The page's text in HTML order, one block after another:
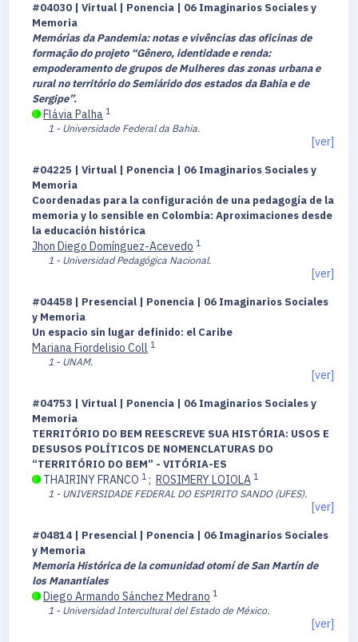
#04030 | Virtual | Ponencia | 06 Imaginarios Sociales y
Memoria
Memórias da Pandemia: notas e vivências das oficinas de
formação do projeto “Gênero, identidade e renda:
empoderamento de grupos deMulheres das zonas urbana e
rural no território do Semiárido dos estados da Bahia e de
Sergipe”.
Flávia Palha 1
1 - Universidade Federal da Bahia.
[ver]
#04225 | Virtual | Ponencia | 06 Imaginarios Sociales y
Memoria
Coordenadas para la configuración de una pedagogía de la
memoria y lo sensible en Colombia: Aproximaciones desde
la educación histórica
Jhon Diego Domínguez-Acevedo 1
1 - Universidad Pedagógica Nacional.
[ver]
#04458 | Presencial | Ponencia | 06 Imaginarios Sociales
y Memoria
Un espacio sin lugar definido: el Caribe
Mariana Fiordelisio Coll 1
1 - UNAM.
[ver]
#04753 | Virtual | Ponencia | 06 Imaginarios Sociales y
Memoria
TERRITÓRIO DO BEM REESCREVE SUA HISTÓRIA: USOS E
DESUSOS POLÍTICOS DE NOMENCLATURAS DO
“TERRITÓRIO DO BEM” - VITÓRIA-ES
THAIRINY FRANCO 1 ; ROSIMERY LOIOLA 1
1 - UNIVERSIDADE FEDERAL DO ESPIRITO SANDO (UFES).
[ver]
#04814 | Presencial | Ponencia | 06 Imaginarios Sociales
y Memoria
Memoria Histórica de la comunidad otomí de San Martín de
los Manantiales
Diego Armando Sánchez Medrano 1
1 - Universidad Intercultural del Estado de México.
[ver]